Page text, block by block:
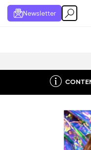
Newsletter